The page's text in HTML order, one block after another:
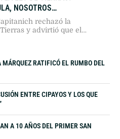
LEY DE TIERRAS:
NOSOTROS
rechazó la
y advirtió que el
del Estado.
RATIFICÓ EL RUMBO DEL
ENTRE CIPAYOS Y LOS QUE
A 10 AÑOS DEL PRIMER SAN